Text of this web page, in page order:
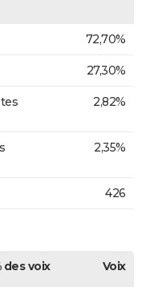
72,70%
27,30%
2,82%
2,35%
426
des voix Voix